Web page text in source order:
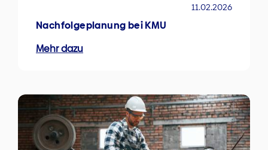
11.02.2026
Nachfolgeplanung bei KMU
Mehr dazu